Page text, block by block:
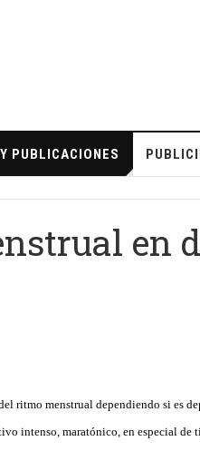
PUBLICACIONES
en
ritmo menstrual dependiendo si es
intenso, maratónico, en especial de